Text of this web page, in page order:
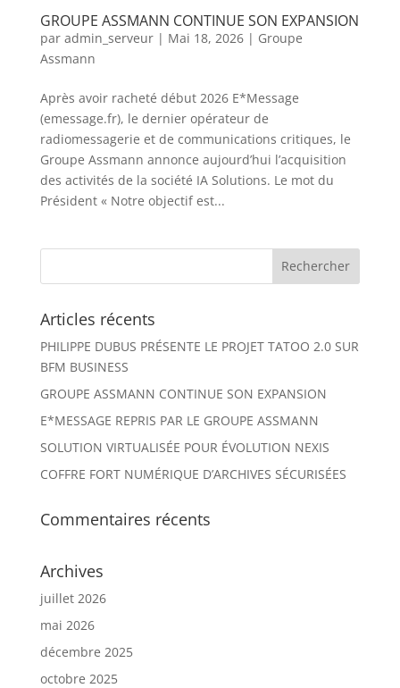
GROUPE ASSMANN CONTINUE SON EXPANSION
par admin_serveur| Mai 18, 2026| Groupe
Assmann
Après avoir racheté début 2026 E*Message
(emessage.fr), le dernier opérateur de
radiomessagerie et de communications critiques, le
Groupe Assmann annonce aujourd’hui l’acquisition
des activités de la société IA Solutions. Le mot du
Président « Notre objectif est...
Articles récents
PHILIPPE DUBUS PRÉSENTE LE PROJET TATOO 2.0 SUR
BFM BUSINESS
GROUPE ASSMANN CONTINUE SON EXPANSION
E*MESSAGE REPRIS PAR LE GROUPE ASSMANN
SOLUTION VIRTUALISÉE POUR ÉVOLUTION NEXIS
COFFRE FORT NUMÉRIQUE D’ARCHIVES SÉCURISÉES
Commentaires récents
Archives
juillet 2026
mai 2026
décembre 2025
octobre 2025